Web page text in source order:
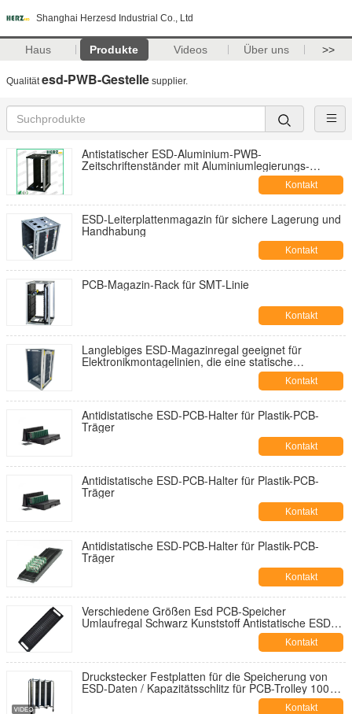
Shanghai Herzesd Industrial Co., Ltd
Haus Produkte Videos Über uns >>
Qualitätesd-PWB-Gestelle supplier.
Antistatischer ESD-Aluminium-PWB-
Zeitschriftenständer mit Aluminiumlegierungs-
einfacher Versammlung für Industrie Kontakt
ESD-Leiterplattenmagazin für sichere Lagerung und
Handhabung
Kontakt
PCB-Magazin-Rack für SMT-Linie
Kontakt
Langlebiges ESD-Magazinregal geeignet für
Elektronikmontagelinien, die eine statische
Steuerung und organisierte Dokumentenspeicherung
Kontakt
Antidistatische ESD-PCB-Halter für Plastik-PCB-
Träger
Kontakt
Antidistatische ESD-PCB-Halter für Plastik-PCB-
Träger
Kontakt
Antidistatische ESD-PCB-Halter für Plastik-PCB-
Träger
Kontakt
Verschiedene Größen Esd PCB-Speicher
Umlaufregal Schwarz Kunststoff Antistatische ESD
Kontakt
Druckstecker Festplatten für die Speicherung von
ESD-Daten / Kapazitätsschlitz für PCB-Trolley 100
Kontakt